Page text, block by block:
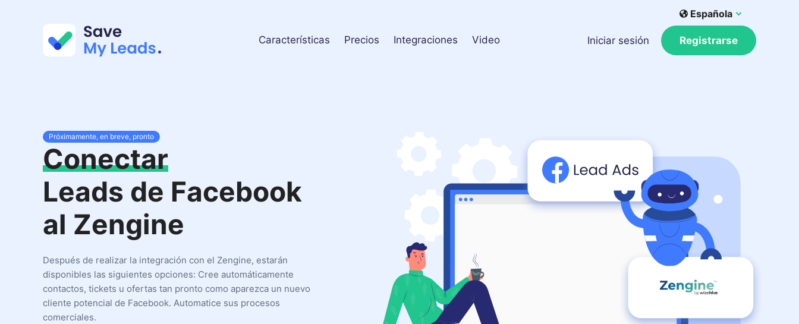
Características Precios Integraciones Video
Española
Iniciar sesión Registrarse
Próximamente, en breve, pronto
Conectar
Leads de Facebook
al Zengine
Después de realizar la integración con el Zengine, estarán
disponibles las siguientes opciones: Cree automáticamente
contactos, tickets u ofertas tan pronto como aparezca un nuevo
cliente potencial de Facebook. Automatice sus procesos
comerciales.